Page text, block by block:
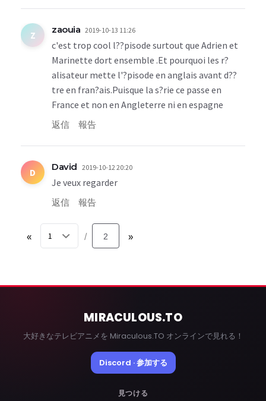
Z zaouia 2019-10-13 11:26
c'est trop cool l??pisode surtout que Adrien et
Marinette dort ensemble .Et pourquoi les r?
alisateur mette l'?pisode en anglais avant d??
tre en fran?ais.Puisque la s?rie ce passe en
France et non en Angleterre ni en espagne
返信 報告
D David 2019-10-12 20:20
Je veux regarder
返信 報告
« / 2 »
MIRACULOUS.TO
大好きなテレビアニメを Miraculous.TO オンラインで見れる！
Discord · 参加する
見つける